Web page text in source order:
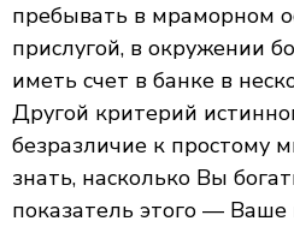
пребывать в мраморном
прислугой, в окружении
иметь счет в банке в
Другой критерий
безразличие к простому
знать, насколько Вы
показатель этого — Ваше